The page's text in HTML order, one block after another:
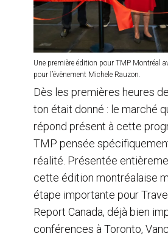
Une première édition pour TMP Montréal
pour l’évènement Michele Rauzon.
Dès les premières heures
ton était donné : le marché
répond présent à cette
TMP pensée
réalité. Présentée
cette édition montréalaise
étape importante pour
Report Canada, déjà bien
conférences à Toronto,